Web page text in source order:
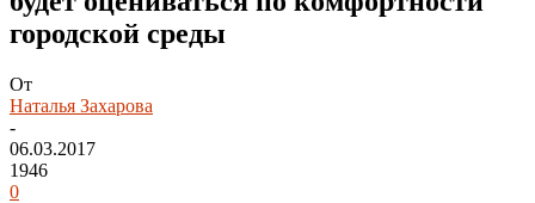
городской среды
От
Наталья Захарова
-
06.03.2017
1946
0